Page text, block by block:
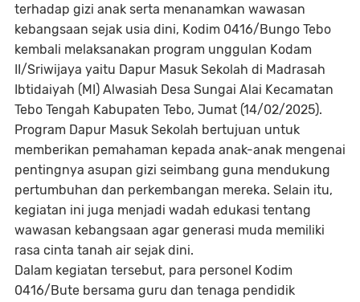
terhadap gizi anak serta menanamkan wawasan
kebangsaan sejak usia dini, Kodim 0416/Bungo Tebo
kembali melaksanakan program unggulan Kodam
II/Sriwijaya yaitu Dapur Masuk Sekolah di Madrasah
Ibtidaiyah (MI) Alwasiah Desa Sungai Alai Kecamatan
Tebo Tengah Kabupaten Tebo, Jumat (14/02/2025).
Program Dapur Masuk Sekolah bertujuan untuk
memberikan pemahaman kepada anak-anak mengenai
pentingnya asupan gizi seimbang guna mendukung
pertumbuhan dan perkembangan mereka. Selain itu,
kegiatan ini juga menjadi wadah edukasi tentang
wawasan kebangsaan agar generasi muda memiliki
rasa cinta tanah air sejak dini.
Dalam kegiatan tersebut, para personel Kodim
0416/Bute bersama guru dan tenaga pendidik